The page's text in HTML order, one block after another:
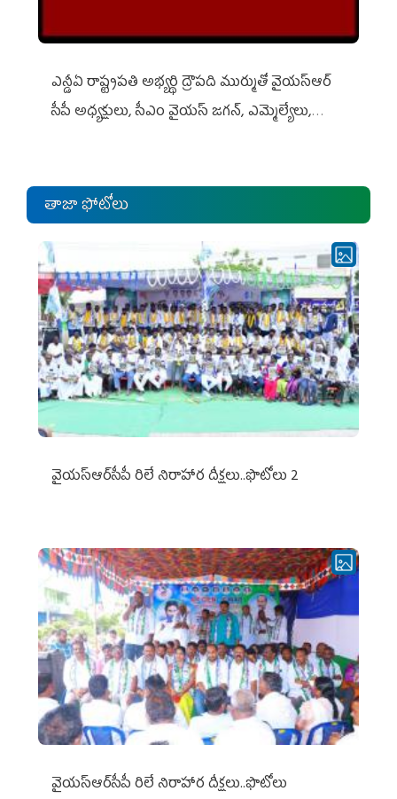
ఎన్డీఏ రాష్ట్ర‌ప‌తి అభ్య‌ర్థి ద్రౌప‌ది ముర్ముతో వైయ‌స్ఆర్
సీపీ అధ్య‌క్షులు, సీఎం వైయ‌స్ జ‌గ‌న్, ఎమ్మెల్యేలు,
తాజా ఫోటోలు
వైయ‌స్ఆర్‌సీపీ రిలే నిరాహార దీక్షలు..ఫొటోలు 2
వైయ‌స్ఆర్‌సీపీ రిలే నిరాహార దీక్షలు..ఫొటోలు